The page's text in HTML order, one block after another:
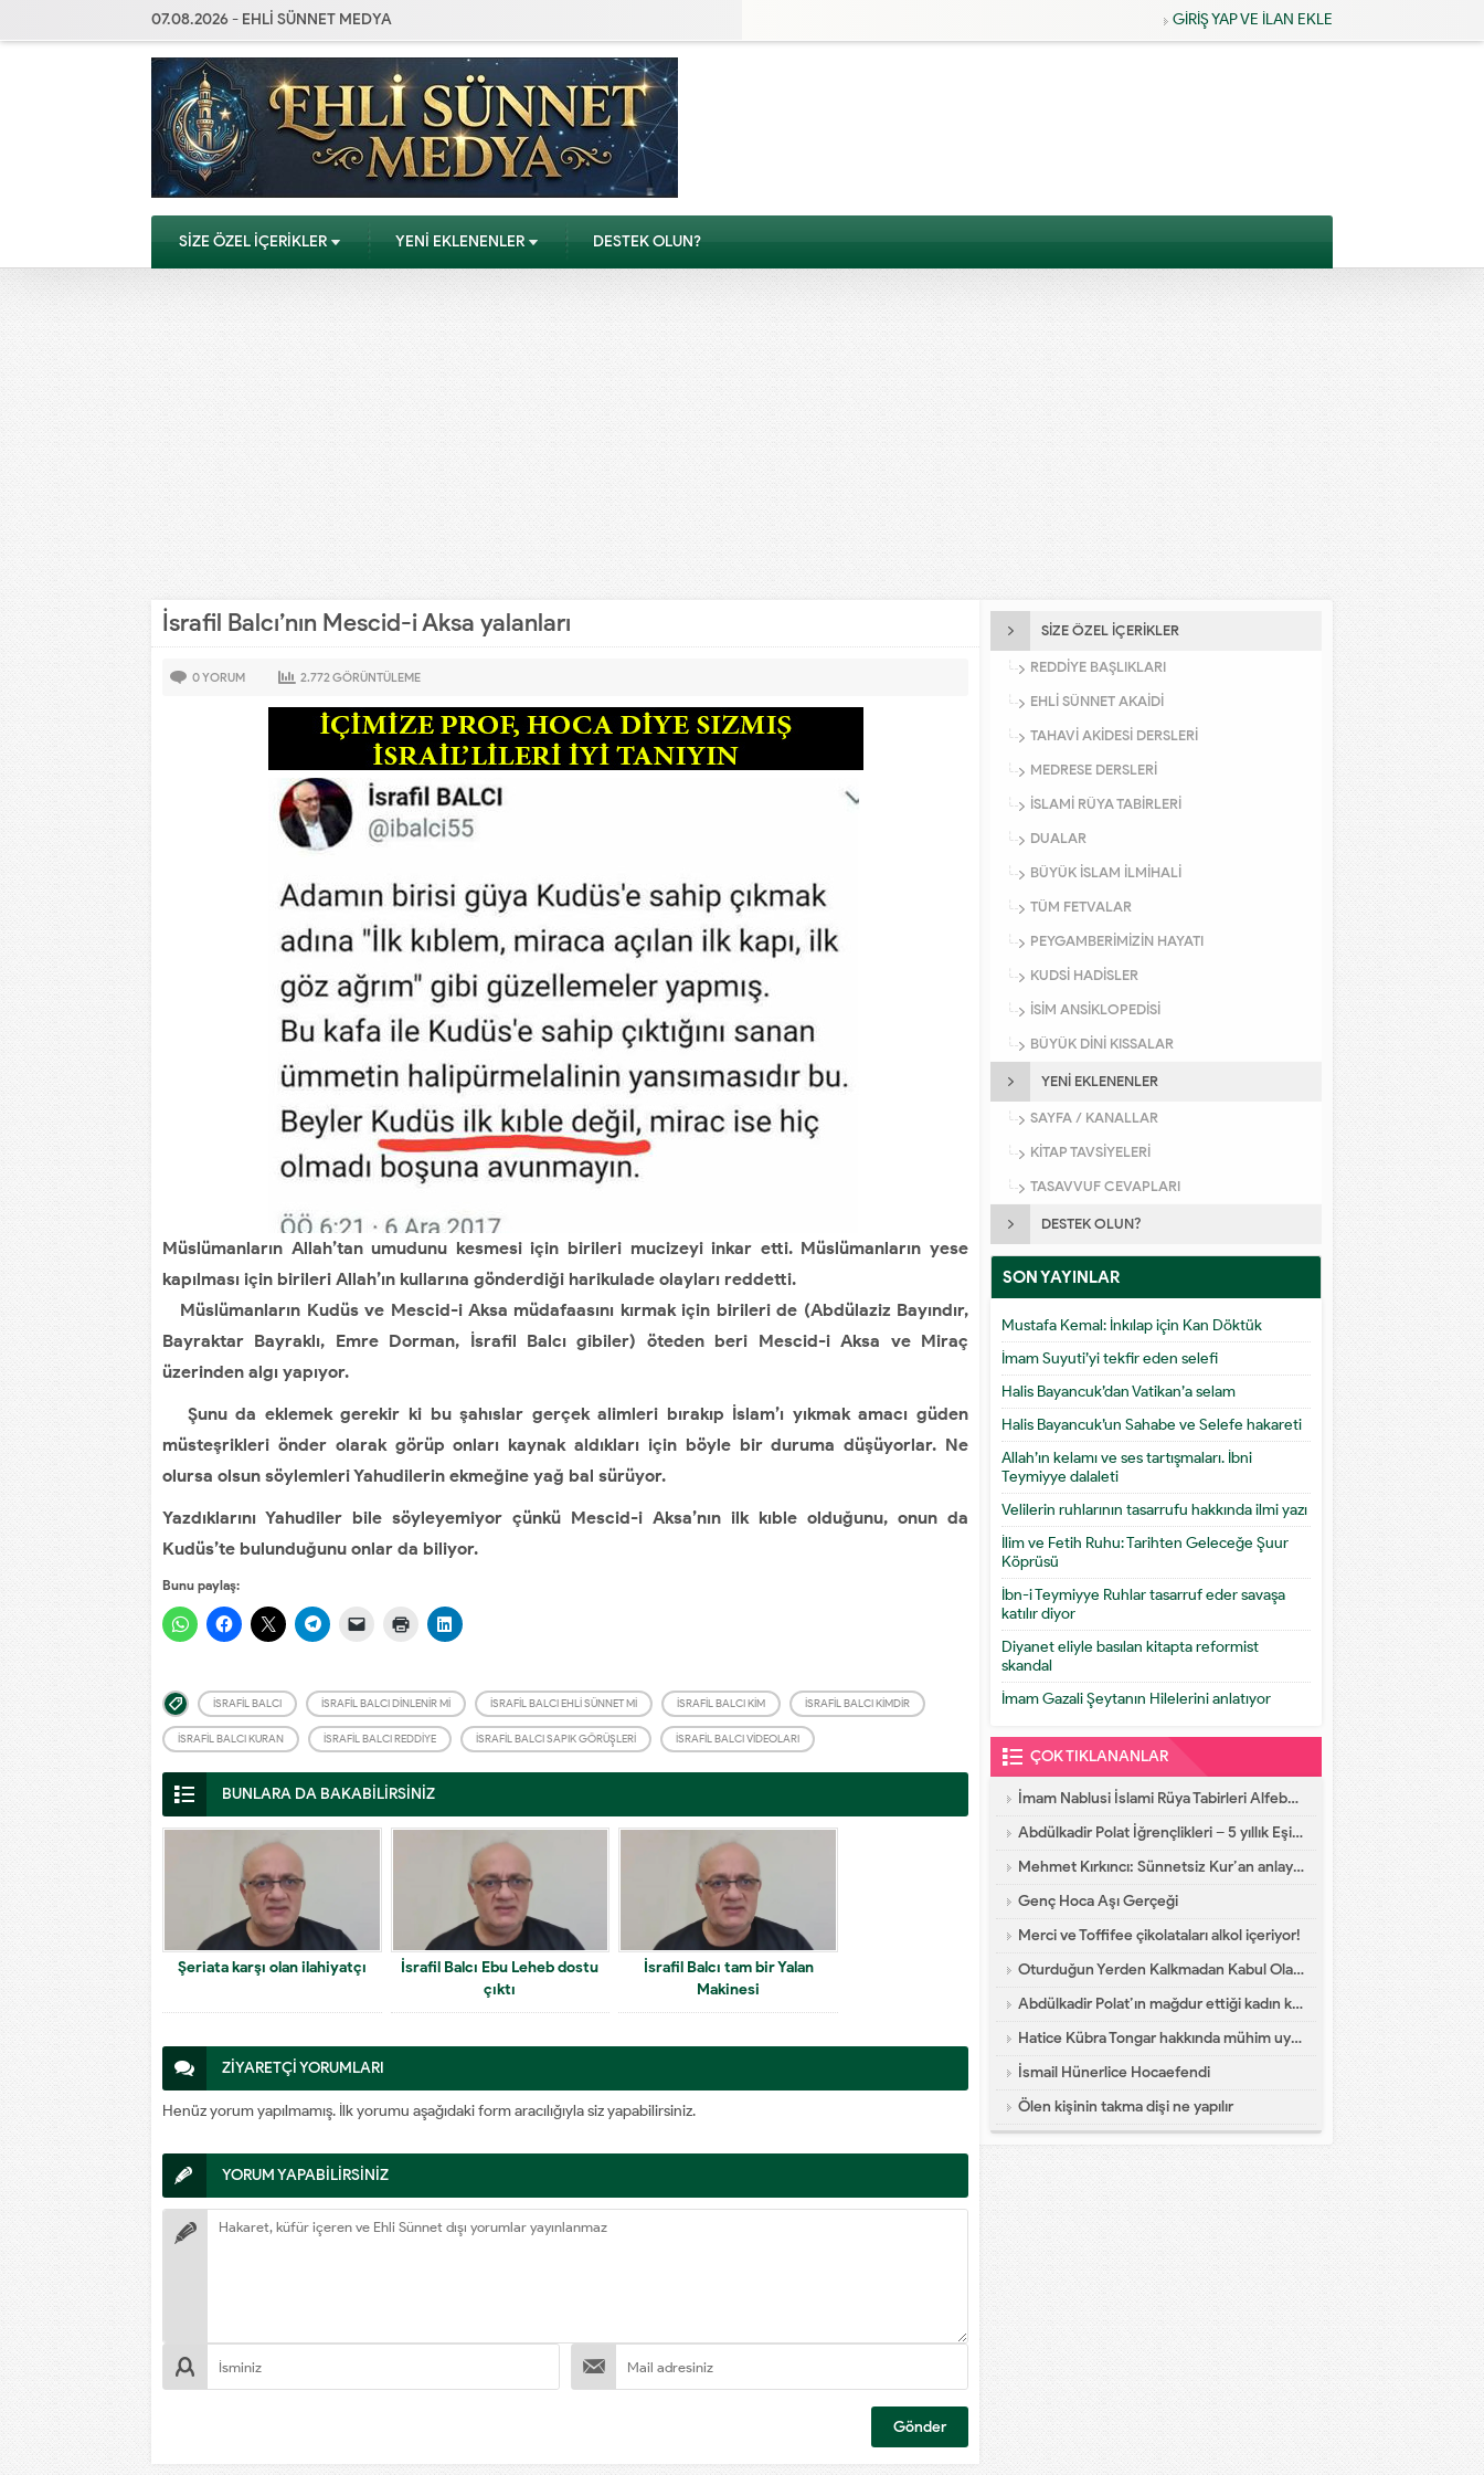
07.08.2026 - EHLİ SÜNNET MEDYA GİRİŞ YAP VE İLAN EKLE
SİZE ÖZEL İÇERİKLER YENİ EKLENENLER DESTEK OLUN?
İsrafil Balcı’nın Mescid-i Aksa yalanları
0YORUM 2.772GÖRÜNTÜLEME
Müslümanların Allah’tan umudunu kesmesi için birileri mucizeyi inkar etti. Müslümanların yese
kapılması için birileri Allah’ın kullarına gönderdiği harikulade olayları reddetti.
Müslümanların Kudüs ve Mescid-i Aksa müdafaasını kırmak için birileri de (Abdülaziz Bayındır,
Bayraktar Bayraklı, Emre Dorman, İsrafil Balcı gibiler) öteden beri Mescid-i Aksa ve Miraç
üzerinden algı yapıyor.
Şunu da eklemek gerekir ki bu şahıslar gerçek alimleri bırakıp İslam’ı yıkmak amacı güden
müsteşrikleri önder olarak görüp onları kaynak aldıkları için böyle bir duruma düşüyorlar. Ne
olursa olsun söylemleri Yahudilerin ekmeğine yağ bal sürüyor.
Yazdıklarını Yahudiler bile söyleyemiyor çünkü Mescid-i Aksa’nın ilk kıble olduğunu, onun da
Kudüs’te bulunduğunu onlar da biliyor.
Bunu paylaş:
İSRAFIL BALCI İSRAFIL BALCI DINLENIR MI İSRAFIL BALCI EHLI SÜNNET MI İSRAFIL BALCI KIM İSRAFIL BALCI KIMDIR
İSRAFIL BALCI KURAN İSRAFIL BALCI REDDIYE İSRAFIL BALCI SAPIK GÖRÜŞLERI İSRAFIL BALCI VIDEOLARI
BUNLARA DA BAKABİLİRSİNİZ
Şeriata karşı olan ilahiyatçı
İsrafil Balcı Ebu Leheb dostu
çıktı
İsrafil Balcı tam bir Yalan
Makinesi
ZİYARETÇİ YORUMLARI
Henüz yorum yapılmamış. İlk yorumu aşağıdaki form aracılığıyla siz yapabilirsiniz.
YORUM YAPABİLİRSİNİZ
SİZE ÖZEL İÇERİKLER
REDDİYE BAŞLIKLARI
EHLİ SÜNNET AKAİDİ
TAHAVİ AKİDESİ DERSLERİ
MEDRESE DERSLERİ
İSLAMİ RÜYA TABİRLERİ
DUALAR
BÜYÜK İSLAM İLMİHALİ
TÜM FETVALAR
PEYGAMBERİMİZİN HAYATI
KUDSİ HADİSLER
İSİM ANSİKLOPEDİSİ
BÜYÜK DİNİ KISSALAR
YENİ EKLENENLER
SAYFA / KANALLAR
KİTAP TAVSİYELERİ
TASAVVUF CEVAPLARI
DESTEK OLUN?
SON YAYINLAR
Mustafa Kemal: İnkılap için Kan Döktük
İmam Suyuti’yi tekfir eden selefi
Halis Bayancuk’dan Vatikan’a selam
Halis Bayancuk’un Sahabe ve Selefe hakareti
Allah’ın kelamı ve ses tartışmaları. İbni
Teymiyye dalaleti
Velilerin ruhlarının tasarrufu hakkında ilmi yazı
İlim ve Fetih Ruhu: Tarihten Geleceğe Şuur
Köprüsü
İbn-i Teymiyye Ruhlar tasarruf eder savaşa
katılır diyor
Diyanet eliyle basılan kitapta reformist
skandal
İmam Gazali Şeytanın Hilelerini anlatıyor
ÇOK TIKLANANLAR
İmam Nablusi İslami Rüya Tabirleri Alfebatik Sıra
Abdülkadir Polat İğrençlikleri – 5 yıllık Eşinin İtirafları
Mehmet Kırkıncı: Sünnetsiz Kur’an anlayışı hastalıktır, dalalettir!
Genç Hoca Aşı Gerçeği
Merci ve Toffifee çikolataları alkol içeriyor!
Oturduğun Yerden Kalkmadan Kabul Olacak Dua
Abdülkadir Polat’ın mağdur ettiği kadın konuştu
Hatice Kübra Tongar hakkında mühim uyarı
İsmail Hünerlice Hocaefendi
Ölen kişinin takma dişi ne yapılır